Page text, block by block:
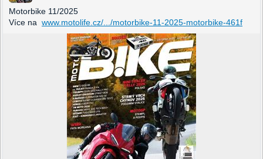
Motorbike 11/2025
Více na www.motolife.cz/.../motorbike-11-2025-motorbike-461f